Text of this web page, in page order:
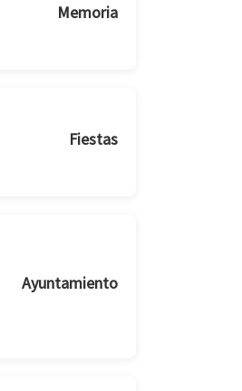
Memoria
Fiestas
Ayuntamiento